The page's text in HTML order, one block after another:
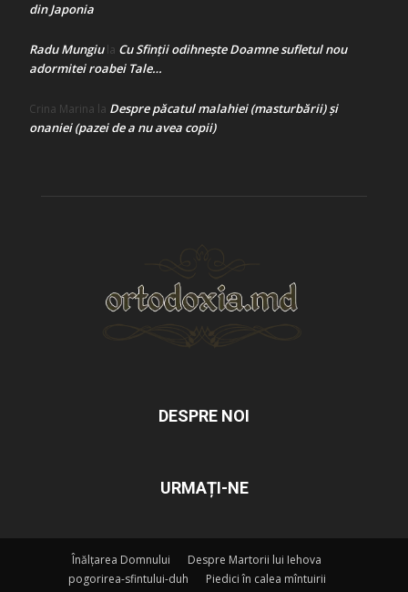
din Japonia
Radu Mungiula Cu Sfinții odihnește Doamne sufletul nou
adormitei roabei Tale…
Crina Marina la Despre păcatul malahiei (masturbării) şi
onaniei (pazei de a nu avea copii)
DESPRE NOI
URMAȚI-NE
Înălțarea Domnului
Despre Martorii lui Iehova
pogorirea-sfintului-duh
Piedici în calea mîntuirii